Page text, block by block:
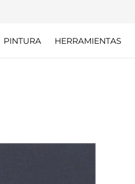
PINTURA HERRAMIENTAS